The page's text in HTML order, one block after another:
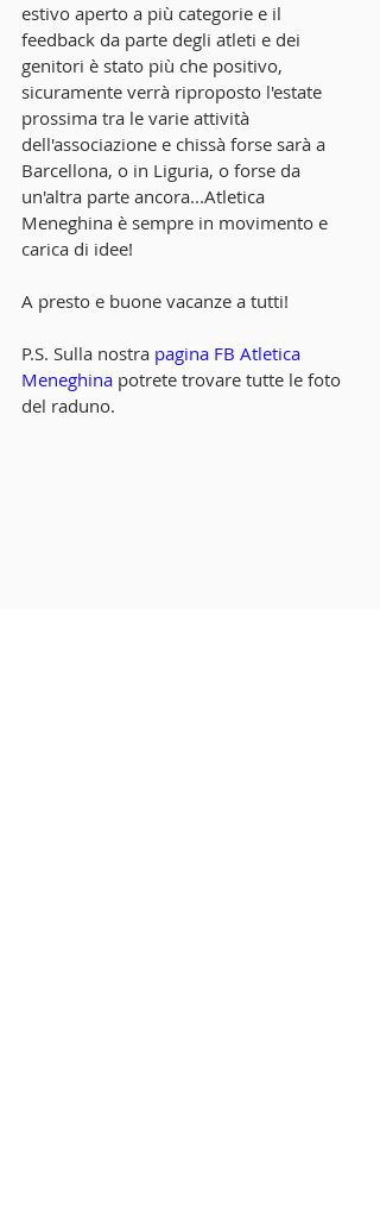
estivo aperto a più categorie e il
feedback da parte degli atleti e dei
genitori è stato più che positivo,
sicuramente verrà riproposto l'estate
prossima tra le varie attività
dell'associazione e chissà forse sarà a
Barcellona, o in Liguria, o forse da
un'altra parte ancora...Atletica
Meneghina è sempre in movimento e
carica di idee!
A presto e buone vacanze a tutti!
P.S. Sulla nostra pagina FB Atletica
Meneghina potrete trovare tutte le foto
del raduno.